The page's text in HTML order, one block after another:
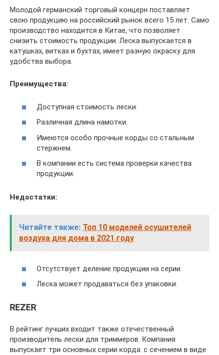
Молодой германский торговый концерн поставляет
свою продукцию на российский рынок всего 15 лет. Само
производство находится в Китае, что позволяет
снизить стоимость продукции. Леска выпускается в
катушках, витках и бухтах, имеет разную окраску для
удобства выбора.
Преимущества:
Доступная стоимость лески.
Различная длина намотки.
Имеются особо прочные корды со стальным
стержнем.
В компании есть система проверки качества
продукции.
Недостатки:
Читайте также: Топ 10 моделей осушителей
воздуха для дома в 2021 году
Отсутствует деление продукции на серии.
Леска может продаваться без упаковки.
REZER
В рейтинг лучших входит также отечественный
производитель лески для триммеров. Компания
выпускает три основных серии корда: с сечением в виде